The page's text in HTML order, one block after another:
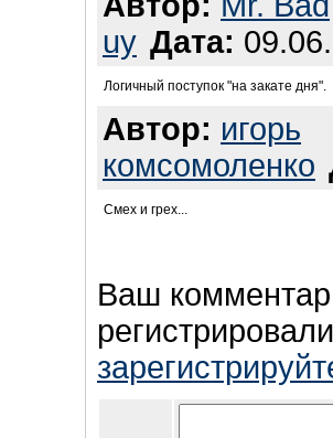
uy Дата:
Логичный поступок "на закате дня".
Автор: игорь
комсомоленко
Смех и грех...
Ваш